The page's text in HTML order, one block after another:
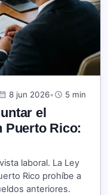
8 jun 2026•schedule 5 min
el
Puerto Rico:
laboral. La Ley
Rico prohíbe a
anteriores.